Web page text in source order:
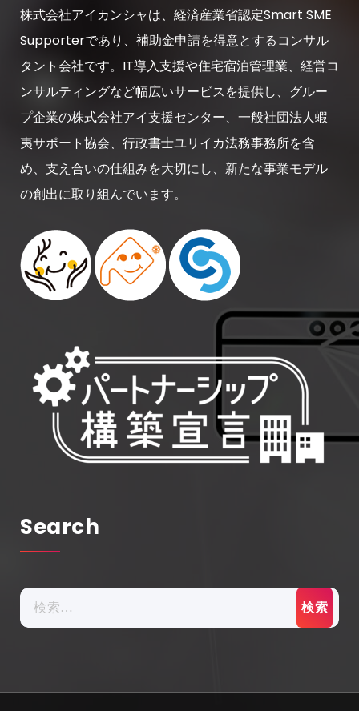
株式会社アイカンシャは、経済産業省認定Smart SME
Supporterであり、補助金申請を得意とするコンサル
タント会社です。IT導入支援や住宅宿泊管理業、経営コ
ンサルティングなど幅広いサービスを提供し、グルー
プ企業の株式会社アイ支援センター、一般社団法人蝦
夷サポート協会、行政書士ユリイカ法務事務所を含
め、支え合いの仕組みを大切にし、新たな事業モデル
の創出に取り組んでいます。
Search
検
索: